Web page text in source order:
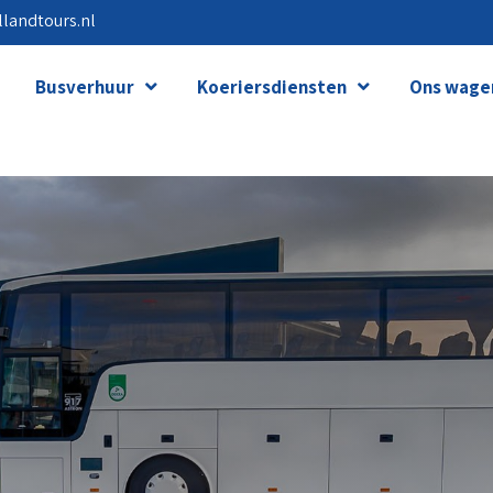
Busverhuur Koeriersdiensten Ons